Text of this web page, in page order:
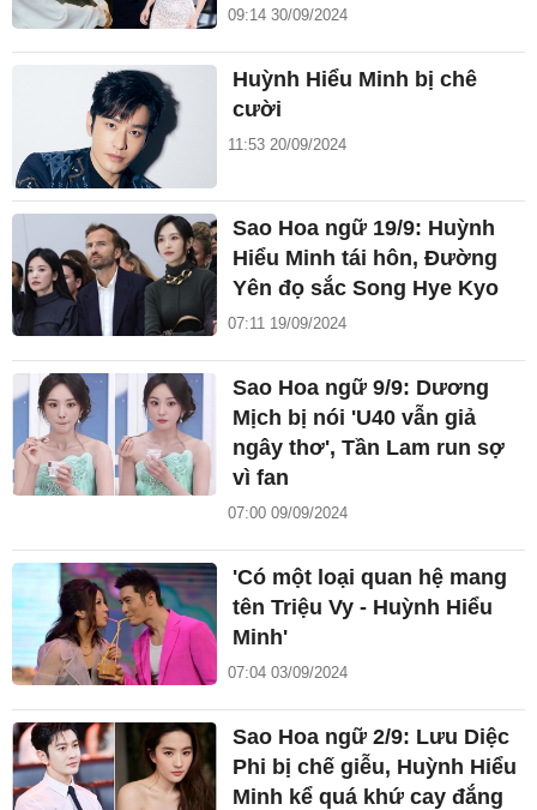
09:14 30/09/2024
Huỳnh Hiểu Minh bị chê
cười
11:53 20/09/2024
Sao Hoa ngữ 19/9: Huỳnh
Hiểu Minh tái hôn, Đường
Yên đọ sắc Song Hye Kyo
07:11 19/09/2024
Sao Hoa ngữ 9/9: Dương
Mịch bị nói 'U40 vẫn giả
ngây thơ', Tần Lam run sợ
vì fan
07:00 09/09/2024
'Có một loại quan hệ mang
tên Triệu Vy - Huỳnh Hiểu
Minh'
07:04 03/09/2024
Sao Hoa ngữ 2/9: Lưu Diệc
Phi bị chế giễu, Huỳnh Hiểu
Minh kể quá khứ cay đắng